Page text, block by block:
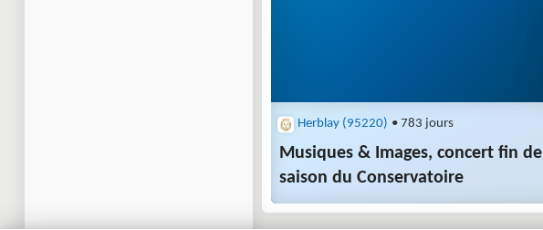
Herblay (95220) • 783 jours
Musiques & Images, concert fin de
saison du Conservatoire